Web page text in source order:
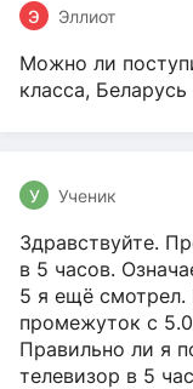
Э Эллиот
Можно ли
класса, Беларусь
У Ученик
Здравствуйте.
в 5 часов.
5 я ещё смотрел.
промежуток с
Правильно ли я
телевизор в 5